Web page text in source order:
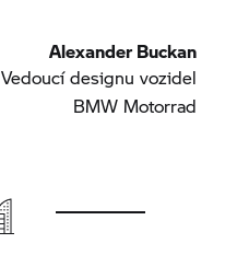
Alexander Buckan
Vedoucí designu vozidel
BMW Motorrad